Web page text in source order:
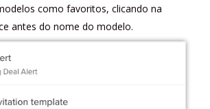
como favoritos, clicando na
antes do nome do modelo.